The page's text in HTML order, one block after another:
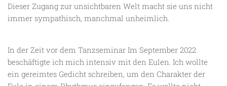
Dieser Zugang zur unsichtbaren Welt macht sie uns nicht
immer sympathisch, manchmal unheimlich.
In der Zeit vor dem Tanzseminar Im September 2022
beschäftigte ich mich intensiv mit den Eulen. Ich wollte
ein gereimtes Gedicht schreiben, um den Charakter der